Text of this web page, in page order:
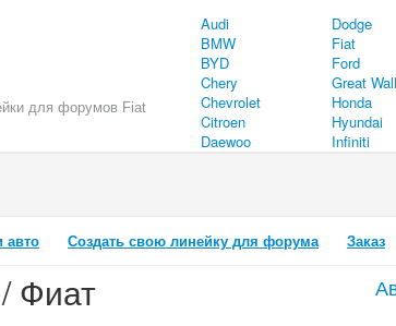
для форумов Fiat
Audi
BMW
BYD
Chery
Chevrolet
Citroen
Daewoo
Dodge
Fiat
Ford
Great Wall
Honda
Hyundai
Infiniti
авто Создать свою линейку для форума Заказ
Фиат